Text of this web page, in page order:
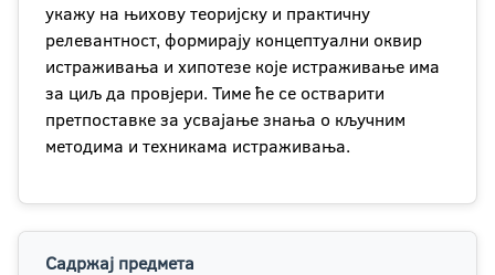
укажу на њихову теоријску и практичну
релевантност, формирају концептуални оквир
истраживања и хипотезе које истраживање има
за циљ да провјери. Тиме ће се остварити
претпоставке за усвајање знања о кључним
методима и техникама истраживања.
Садржај предмета